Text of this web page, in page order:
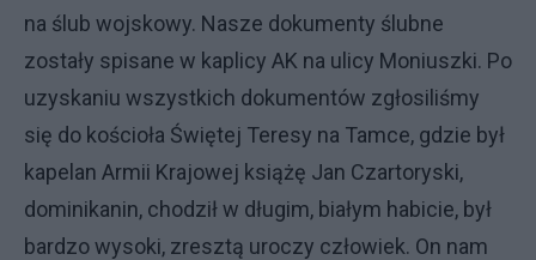
na ślub wojskowy. Nasze dokumenty ślubne
zostały spisane w kaplicy AK na ulicy Moniuszki. Po
uzyskaniu wszystkich dokumentów zgłosiliśmy
się do kościoła Świętej Teresy na Tamce, gdzie był
kapelan Armii Krajowej książę Jan Czartoryski,
dominikanin, chodził w długim, białym habicie, był
bardzo wysoki, zresztą uroczy człowiek. On nam